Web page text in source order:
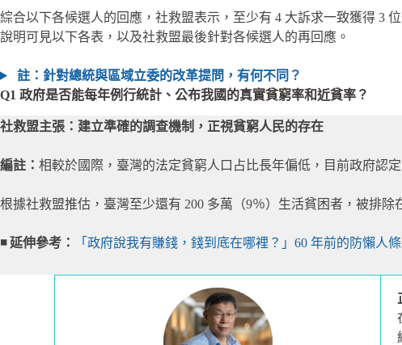
綜合以下各候選人的回應，社救盟表示，至少有 4 大訴求一致獲得 3
說明可見以下各表，以及社救盟最後針對各候選人的再回應。
註：針對總統與區域立委的改革提問，有何不同？
Q1 政府是否能每年例行統計、公布我國的真實貧窮率和近貧率？
社救盟主張：建立準確的調查機制，正視貧窮人民的存在
編註： 相較於國際，臺灣的法定貧窮人口占比長年偏低，目前政府認
根據社救盟推估，臺灣至少還有 200 多萬（9％）生活貧困者，被排
◾ 延伸參考： 「政府說我有賺錢，錢到底在哪裡？」60 年前的防懶人